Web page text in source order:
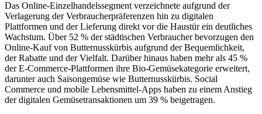
Das Online-Einzelhandelssegment verzeichnete aufgrund der
Verlagerung der Verbraucherpräferenzen hin zu digitalen
Plattformen und der Lieferung direkt vor die Haustür ein deutliches
Wachstum. Über 52 % der städtischen Verbraucher bevorzugen den
Online-Kauf von Butternusskürbis aufgrund der Bequemlichkeit,
der Rabatte und der Vielfalt. Darüber hinaus haben mehr als 45 %
der E-Commerce-Plattformen ihre Bio-Gemüsekategorie erweitert,
darunter auch Saisongemüse wie Butternusskürbis. Social
Commerce und mobile Lebensmittel-Apps haben zu einem Anstieg
der digitalen Gemüsetransaktionen um 39 % beigetragen.